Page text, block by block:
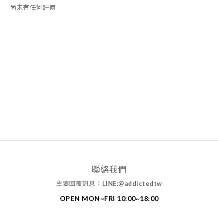
尚未有任何評價
聯絡我們
主要回覆訊息： LINE:@addictedtw
OPEN MON~FRI 10:00~18:00